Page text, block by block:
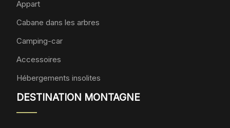
Appart
Cabane dans les arbres
Camping-car
Accessoires
Hébergements insolites
DESTINATION MONTAGNE